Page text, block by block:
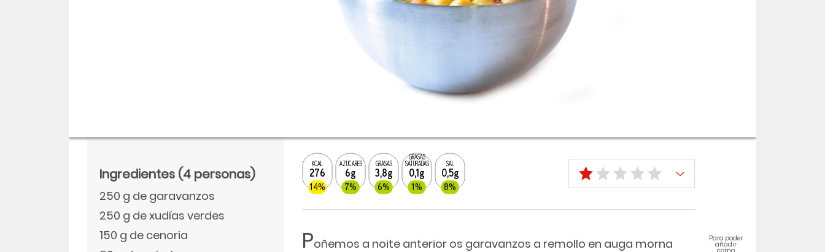
KCAL
276
14%
AZÚCARES
6g
7%
GRASAS
3,8g
6%
GRASAS
SATURADAS
0,1g
1%
SAL
0,5g
8%
Poñemos a noite anterior os garavanzos a remollo en auga morna
Para poder
añadir
Ingredientes (4 personas)
250 g de garavanzos
250 g de xudías verdes
150 g de cenoria